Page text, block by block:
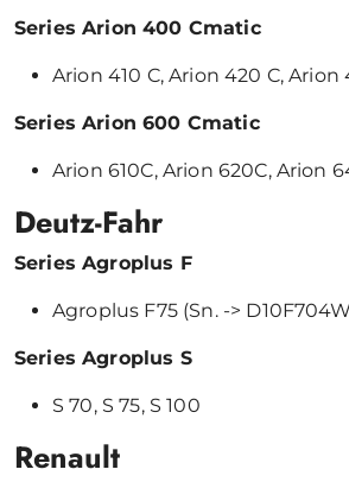
Series Arion 400 Cmatic
Arion 410 C, Arion 420 C, Arion
Series Arion 600 Cmatic
Arion 610C, Arion 620C, Arion
Deutz-Fahr
Series Agroplus F
Agroplus F75 (Sn. ->
Series Agroplus S
S 70, S 75, S 100
Renault